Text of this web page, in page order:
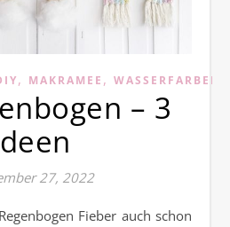
, MAKRAMEE , WASSERFARBEN
– 3
27, 2022